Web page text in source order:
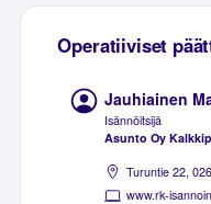
Operatiiviset
Jauhiainen
Isännöitsijä
Asunto Oy
Turuntie 22,
www.rk-